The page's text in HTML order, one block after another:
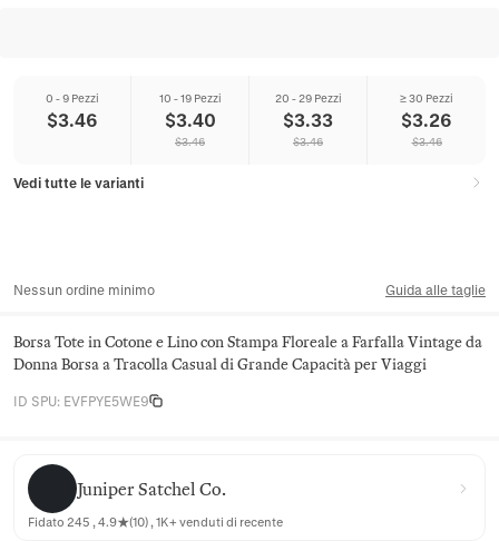
0 - 9 Pezzi
$3.46
10 - 19 Pezzi
$3.40
$3.46
20 - 29 Pezzi
$3.33
$3.46
≥ 30 Pezzi
$3.26
$3.46
Vedi tutte le varianti
Nessun ordine minimo Guida alle taglie
Borsa Tote in Cotone e Lino con Stampa Floreale a Farfalla Vintage da
Donna Borsa a Tracolla Casual di Grande Capacità per Viaggi
ID SPU: EVFPYE5WE9
Juniper Satchel Co.
Juniper Satchel Co.
Fidato 245 , 4.9★(10) , 1K+ venduti di recente